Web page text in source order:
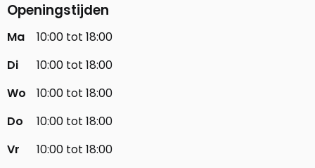
Openingstijden
Ma
10:00 tot 18:00
Di
10:00 tot 18:00
Wo
10:00 tot 18:00
Do
10:00 tot 18:00
Vr
10:00 tot 18:00